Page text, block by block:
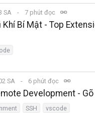
SA 7 phút đọc
Bí Mật - Top
SA 6 phút đọc
Development - Gõ
SSH vscode